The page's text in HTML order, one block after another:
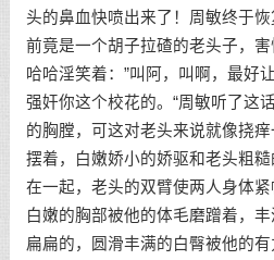
头的鼻血快喷出来了！周敏终于
前竟是一个胡子拉碴的老头子，
哈哈淫笑着：”叫阿，叫啊，最好
强奸你这个校花的。“周敏听了这
的胸膛，可这对老头来说就像挠
摆着，白嫩娇小的娇驱和老头粗
在一起，老头的双臂使两人身体
白嫩的胸部被他的体毛磨蹭着，
扁扁的，圆滑丰满的白臀被他的有